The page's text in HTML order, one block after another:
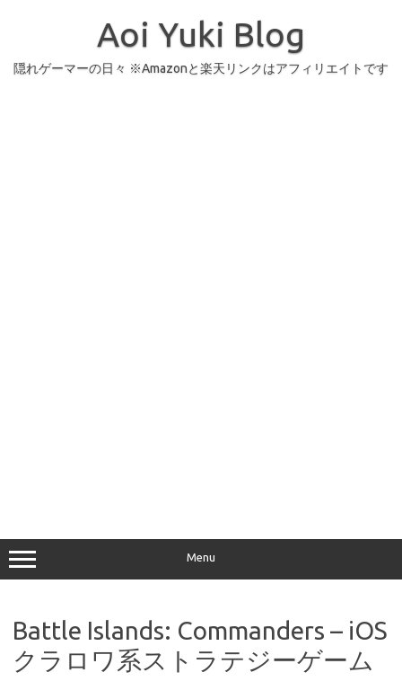
Aoi Yuki Blog
隠れゲーマーの日々 ※Amazonと楽天リンクはアフィリエイトです
Menu
Battle Islands: Commanders – iOS
クラロワ系ストラテジーゲーム